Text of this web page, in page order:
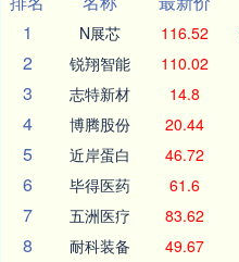
1
N展芯 116.52
2 锐翔智能 110.02
3 志特新材 14.8
4 博腾股份 20.44
5 近岸蛋白 46.72
6 毕得医药 61.6
7 五洲医疗 83.62
8 耐科装备 49.67